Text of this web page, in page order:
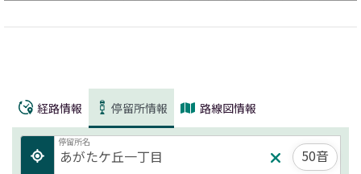
経路情報 停留所情報 路線図情報
停留所名
50音